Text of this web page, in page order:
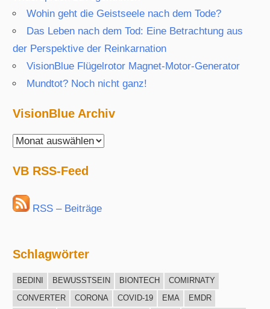
Wohin geht die Geistseele nach dem Tode?
Das Leben nach dem Tod: Eine Betrachtung aus
der Perspektive der Reinkarnation
VisionBlue Flügelrotor Magnet-Motor-Generator
Mundtot? Noch nicht ganz!
VisionBlue Archiv
VisionBlue
VB RSS-Feed
RSS – Beiträge
Schlagwörter
BEDINI BEWUSSTSEIN BIONTECH
COMIRNATY
CONVERTER
CORONA COVID-19 EMA
EMDR